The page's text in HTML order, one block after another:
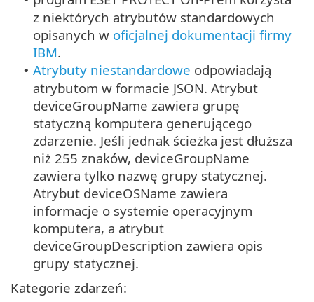
z niektórych atrybutów standardowych
opisanych w oficjalnej dokumentacji firmy
IBM.
• Atrybuty niestandardowe odpowiadają
atrybutom w formacie JSON. Atrybut
deviceGroupName zawiera grupę
statyczną komputera generującego
zdarzenie. Jeśli jednak ścieżka jest dłuższa
niż 255 znaków, deviceGroupName
zawiera tylko nazwę grupy statycznej.
Atrybut deviceOSName zawiera
informacje o systemie operacyjnym
komputera, a atrybut
deviceGroupDescription zawiera opis
grupy statycznej.
Kategorie zdarzeń: